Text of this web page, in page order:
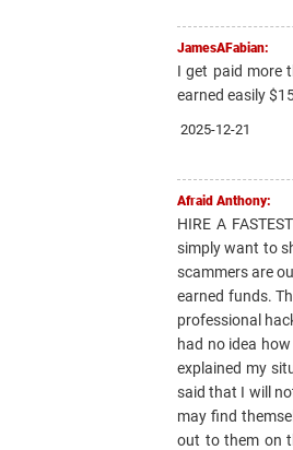
JamesAFabian:
I get paid more
earned easily
2025-12-21
Afraid Anthony:
HIRE A
simply want to
scammers are
earned funds.
professional
had no idea
explained my
said that I will
may find
out to them on